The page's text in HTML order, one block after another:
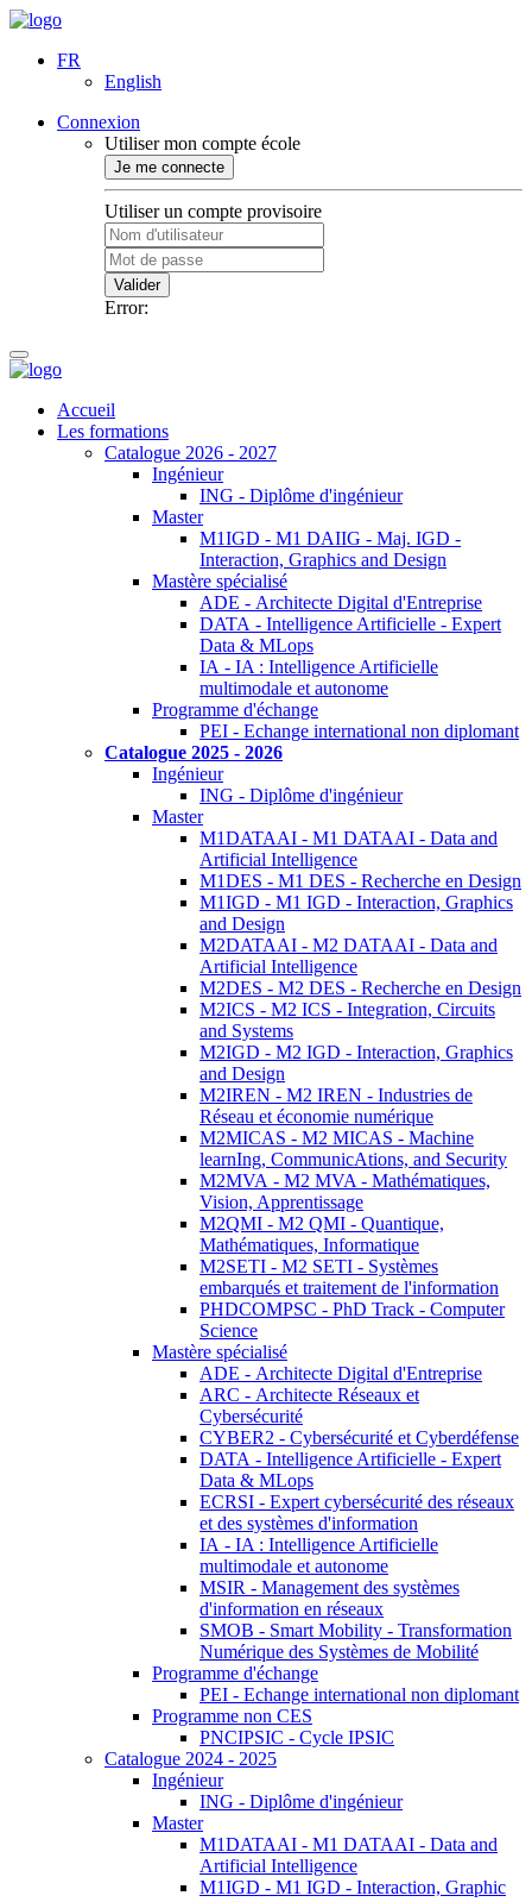
FR
English
Connexion
Utiliser mon compte école
Je me connecte
Utiliser un compte provisoire
Valider
Error:
Accueil
Les formations
Catalogue 2026 - 2027
Ingénieur
ING - Diplôme d'ingénieur
Master
M1IGD - M1 DAIIG - Maj. IGD -
Interaction, Graphics and Design
Mastère spécialisé
ADE - Architecte Digital d'Entreprise
DATA - Intelligence Artificielle - Expert
Data & MLops
IA - IA : Intelligence Artificielle
multimodale et autonome
Programme d'échange
PEI - Echange international non diplomant
Catalogue 2025 - 2026
Ingénieur
ING - Diplôme d'ingénieur
Master
M1DATAAI - M1 DATAAI - Data and
Artificial Intelligence
M1DES - M1 DES - Recherche en Design
M1IGD - M1 IGD - Interaction, Graphics
and Design
M2DATAAI - M2 DATAAI - Data and
Artificial Intelligence
M2DES - M2 DES - Recherche en Design
M2ICS - M2 ICS - Integration, Circuits
and Systems
M2IGD - M2 IGD - Interaction, Graphics
and Design
M2IREN - M2 IREN - Industries de
Réseau et économie numérique
M2MICAS - M2 MICAS - Machine
learnIng, CommunicAtions, and Security
M2MVA - M2 MVA - Mathématiques,
Vision, Apprentissage
M2QMI - M2 QMI - Quantique,
Mathématiques, Informatique
M2SETI - M2 SETI - Systèmes
embarqués et traitement de l'information
PHDCOMPSC - PhD Track - Computer
Science
Mastère spécialisé
ADE - Architecte Digital d'Entreprise
ARC - Architecte Réseaux et
Cybersécurité
CYBER2 - Cybersécurité et Cyberdéfense
DATA - Intelligence Artificielle - Expert
Data & MLops
ECRSI - Expert cybersécurité des réseaux
et des systèmes d'information
IA - IA : Intelligence Artificielle
multimodale et autonome
MSIR - Management des systèmes
d'information en réseaux
SMOB - Smart Mobility - Transformation
Numérique des Systèmes de Mobilité
Programme d'échange
PEI - Echange international non diplomant
Programme non CES
PNCIPSIC - Cycle IPSIC
Catalogue 2024 - 2025
Ingénieur
ING - Diplôme d'ingénieur
Master
M1DATAAI - M1 DATAAI - Data and
Artificial Intelligence
M1IGD - M1 IGD - Interaction, Graphic